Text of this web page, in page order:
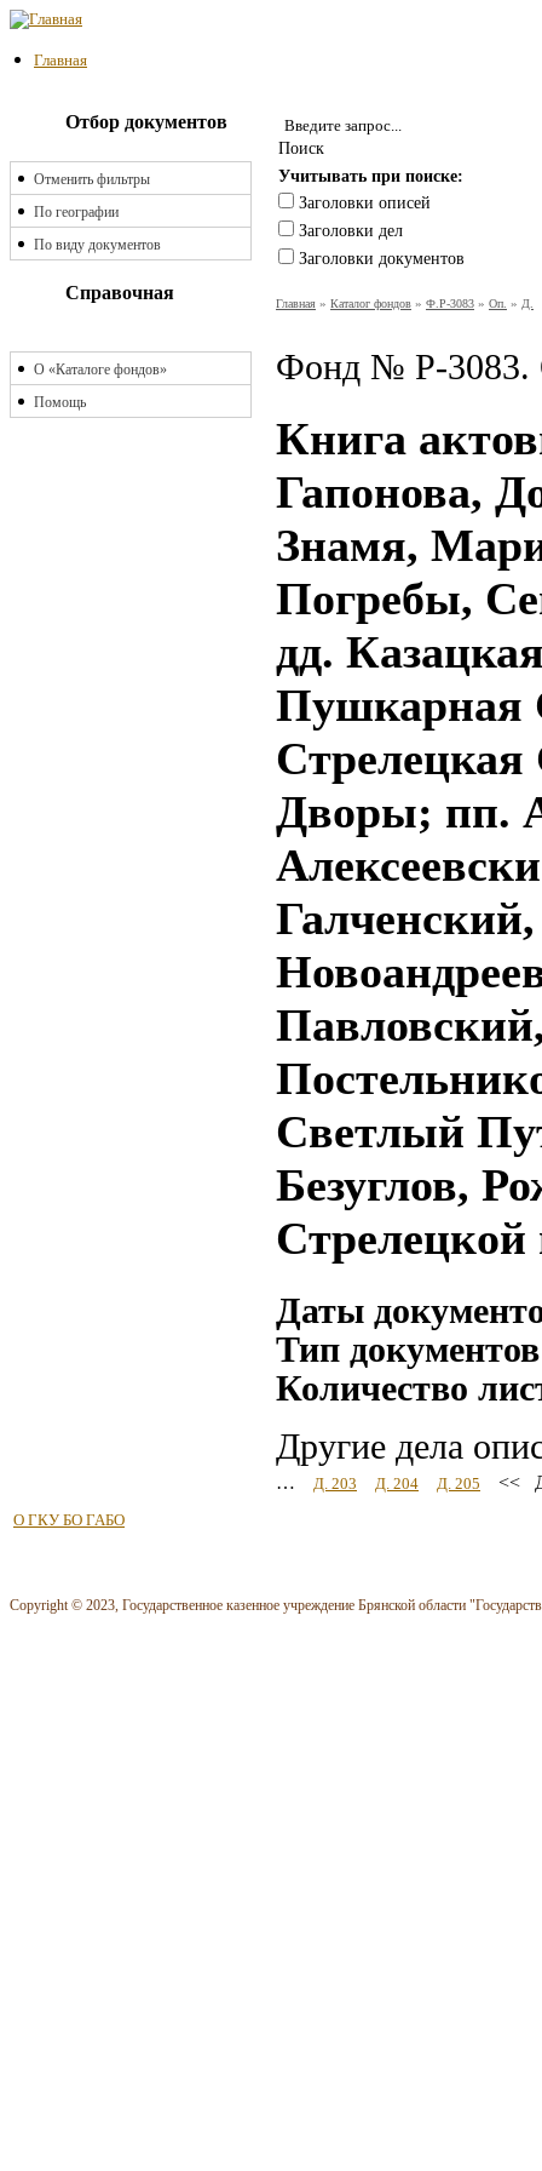
Главная
Поиск
Учитывать при поиске:
Заголовки описей
Заголовки дел
Заголовки документов
Главная » Каталог фондов » Ф.Р-3083 » Оп. » Д.
Фонд № Р-3083.
Книга
Гапонова,
Знамя,
Погребы,
дд.
Пушкарная
Дворы; пп.
Светлый
Безуглов,
Стрелецкой
Даты
Тип документов
Количество
Другие дела
… Д. 203 Д. 204 Д. 205 <<
Отбор документов
Отменить фильтры
По географии
По виду документов
Справочная
О «Каталоге фондов»
Помощь
О ГКУ БО ГАБО
Copyright © 2023, Государственное казенное учреждение Брянской области